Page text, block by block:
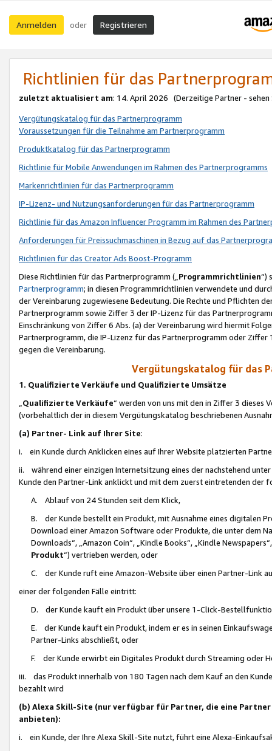
Anmelden oder Registrieren
Richtlinien für das
zuletzt aktualisiert am: 14. April 2026 (Derzeitige Partner - sehen
Vergütungskatalog für das Partnerprogramm
Voraussetzungen für die Teilnahme am Partnerprogramm
Produktkatalog für das Partnerprogramm
Richtlinie für Mobile Anwendungen im Rahmen des Partnerprogramms
Markenrichtlinien für das Partnerprogramm
IP-Lizenz- und Nutzungsanforderungen für das Partnerprogramm
Richtlinie für das Amazon Influencer Programm im Rahmen des
Anforderungen für Preissuchmaschinen in Bezug auf das
Richtlinien für das Creator Ads Boost-Programm
Diese Richtlinien für das Partnerprogramm („Programmrichtlinien“)
Partnerprogramm; in diesen Programmrichtlinien verwendete und
der Vereinbarung zugewiesene Bedeutung. Die Rechte und Pflichten
Partnerprogramm sowie Ziffer 3 der IP-Lizenz für das
Einschränkung von Ziffer 6 Abs. (a) der Vereinbarung wird hiermit
Partnerprogramm, die IP-Lizenz für das Partnerprogramm oder
gegen die Vereinbarung.
Vergütungskatalog für das
1. Qualifizierte Verkäufe und Qualifizierte Umsätze
Qualifizierte Verkäufe“ werden von uns mit den in Ziffer 3
(vorbehaltlich der in diesem Vergütungskatalog beschriebenen
(a) Partner- Link auf Ihrer Site:
i. ein Kunde durch Anklicken eines auf Ihrer Website platzierten
ii. während einer einzigen Internetsitzung eines der nachstehend
Kunde den Partner-Link anklickt und mit dem zuerst eintretenden der
A. Ablauf von 24 Stunden seit dem Klick,
B. der Kunde bestellt ein Produkt, mit Ausnahme eines digitalen
Download einer Amazon Software oder Produkte, die unter dem
Downloads“, „Amazon Coin“, „Kindle Books“, „Kindle
Produkt“) vertrieben werden, oder
C. der Kunde ruft eine Amazon-Website über einen Partner-Link
einer der folgenden Fälle eintritt:
D. der Kunde kauft ein Produkt über unsere 1-Click-
E. der Kunde kauft ein Produkt, indem er es in seinen
Partner-Links abschließt, oder
F. der Kunde erwirbt ein Digitales Produkt durch Streaming oder
iii. das Produkt innerhalb von 180 Tagen nach dem Kauf an den
bezahlt wird
(b) Alexa Skill-Site (nur verfügbar für Partner, die eine
anbieten):
i. ein Kunde, der Ihre Alexa Skill-Site nutzt, führt eine Alexa-